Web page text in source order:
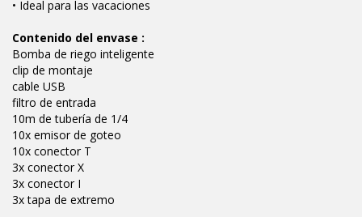
• Ideal para las vacaciones
Contenido del envase :
Bomba de riego inteligente
clip de montaje
cable USB
filtro de entrada
10m de tubería de 1/4
10x emisor de goteo
10x conector T
3x conector X
3x conector I
3x tapa de extremo